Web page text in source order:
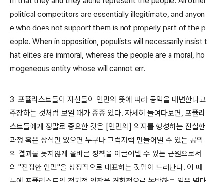
political competitors are essentially illegitimate, and anyon
e who does not support them is not properly part of the p
eople. When in opposition, populists will necessarily insist t
hat elites are immoral, whereas the people are a moral, ho
mogeneous entity whose will cannot err.
3. 포퓰리스트들이 자신들이 인민의 뜻에 따라 공익을 대변한다고
주장하는 것처럼 보일 때가 종종 있다. 자세히 들여다보면, 포퓰리
스트들에게 정말로 중요한 것은 [인민의] 의지를 형성하는 진실한
과정 혹은 상식만 있으면 누구나 그럭저럭 만들어낼 수 있는 공익
의 결과물 못지않게 올바른 정책을 이끌어낼 수 있는 근원으로서
의 "진정한 인민"을 상징적으로 대표하는 것임이 드러난다. 이 때